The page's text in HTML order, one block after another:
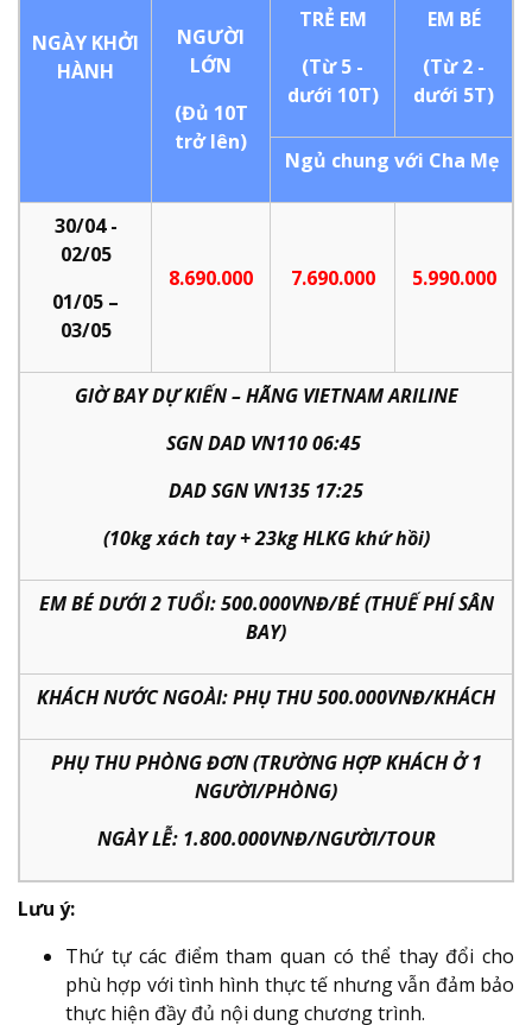
NGÀY KHỞI
HÀNH
NGƯỜI
LỚN
(Đủ 10T
trở lên)
TRẺ EM
(Từ 5 -
dưới 10T)
EM BÉ
(Từ 2 -
dưới 5T)
Ngủ chung với Cha Mẹ
30/04 -
02/05
01/05 –
03/05
8.690.000 7.690.000 5.990.000
GIỜ BAY DỰ KIẾN – HÃNG VIETNAM ARILINE
SGN DAD VN110 06:45
DAD SGN VN135 17:25
(10kg xách tay + 23kg HLKG khứ hồi)
EM BÉ DƯỚI 2 TUỔI: 500.000VNĐ/BÉ (THUẾ PHÍ SÂN
BAY)
KHÁCH NƯỚC NGOÀI: PHỤ THU 500.000VNĐ/KHÁCH
PHỤ THU PHÒNG ĐƠN (TRƯỜNG HỢP KHÁCH Ở 1
NGƯỜI/PHÒNG)
NGÀY LỄ: 1.800.000VNĐ/NGƯỜI/TOUR
Lưu ý:
Thứ tự các điểm tham quan có thể thay đổi cho
phù hợp với tình hình thực tế nhưng vẫn đảm bảo
thực hiện đầy đủ nội dung chương trình.